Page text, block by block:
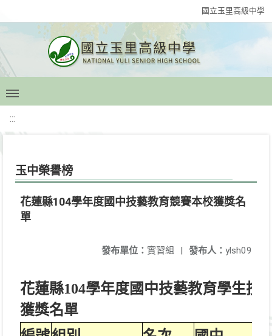
國立玉里高級中學
:::
玉中榮譽榜
花蓮縣104學年度國中技藝教育競賽本校獲獎名
單
發布人： ylsh09
發布單位： 實習組 |
花蓮縣104學年度國中技藝教育學
獲獎名單